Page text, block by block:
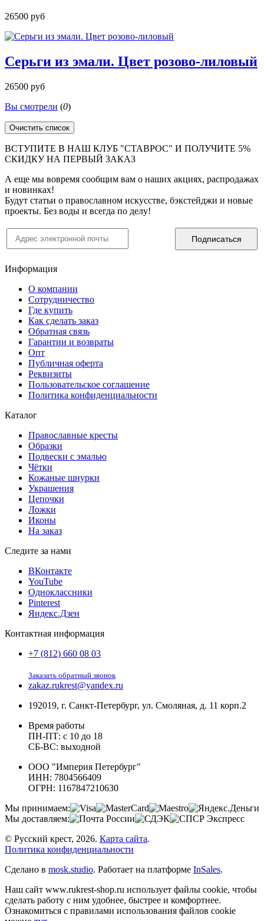
26500 руб
Серьги из эмали. Цвет розово-лиловый
26500 руб
Вы смотрели (0)
Очистить список
ВСТУПИТЕ В НАШ КЛУБ "СТАВРОС" И ПОЛУЧИТЕ 5%
СКИДКУ НА ПЕРВЫЙ ЗАКАЗ
А еще мы вовремя сообщим вам о наших акциях, распродажах
и новинках!
Будут статьи о православном искусстве, бэкстейджи и новые
проекты. Без воды и всегда по делу!
Информация
О компании
Сотрудничество
Где купить
Как сделать заказ
Обратная связь
Гарантии и возвраты
Опт
Публичная оферта
Реквизиты
Пользовательское соглашение
Политика конфиденциальности
Каталог
Православные кресты
Образки
Подвески с эмалью
Чётки
Кожаные шнурки
Украшения
Цепочки
Ложки
Иконы
На заказ
Следите за нами
ВКонтакте
YouTube
Одноклассники
Pinterest
Яндекс.Дзен
Контактная информация
+7 (812) 660 08 03
Заказать обратный звонок
zakaz.rukrest@yandex.ru
192019, г. Санкт-Петербург, ул. Смоляная, д. 11 корп.2
Время работы
ПН-ПТ: с 10 до 18
СБ-ВС: выходной
ООО "Империя Петербург"
ИНН: 7804566409
ОГРН: 1167847210630
Мы принимаем:
Мы доставляем:
© Русский крест, 2026. Карта сайта.
Политика конфиденциальности
Сделано в mosk.studio. Работает на платформе InSales.
Наш сайт www.rukrest-shop.ru использует файлы cookie, чтобы
сделать работу с ним удобнее, быстрее и комфортнее.
Ознакомиться с правилами использования файлов cookie